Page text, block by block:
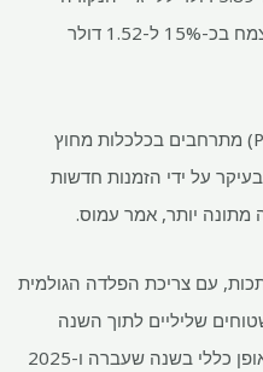
הגבוהה ביותר מאז 2011 – והאבץ צמח בכ-15% ל-1.52 דולר
למרות שמדדים של מנהלי רכש (PMI) מתרחבים בכלכלות מחוץ
על ידי הזמנות חדשות
מתונה יותר, אמר עמוס.
עם צריכת הפלדה הגולמית
שליליים לתוך השנה
הנוכחית. הבנייה בסין הצטמצמה באופן כללי בשנה שעברה ו-2025